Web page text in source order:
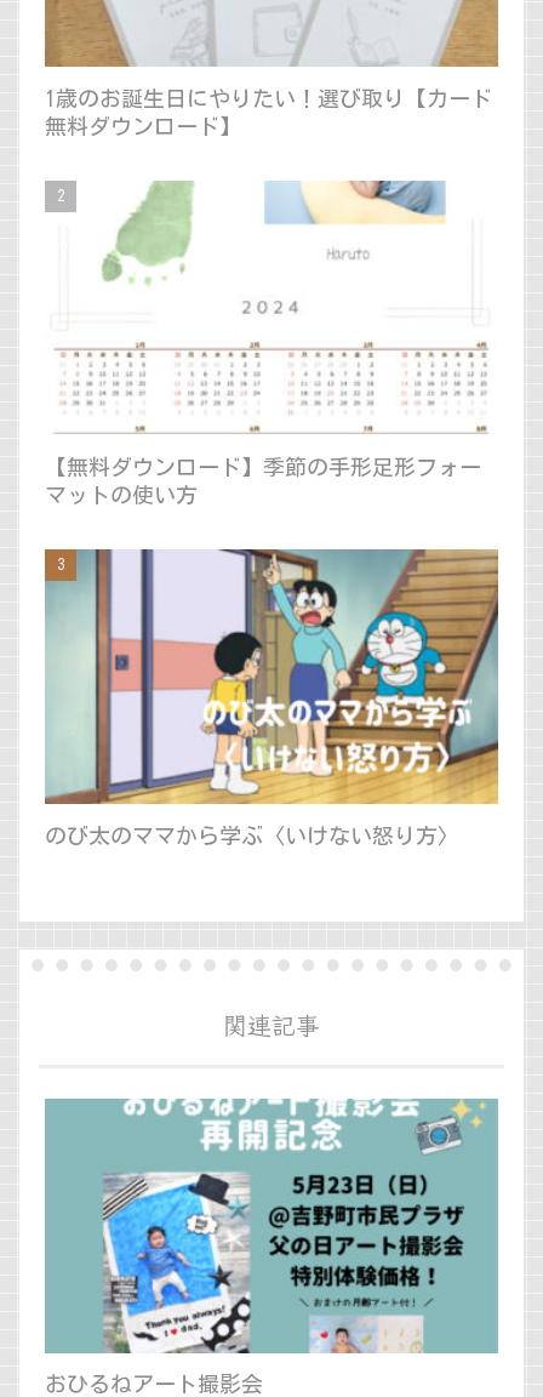
1歳のお誕生日にやりたい！選び取り【カード
無料ダウンロード】
【無料ダウンロード】季節の手形足形フォー
マットの使い方
のび太のママから学ぶ〈いけない怒り方〉
関連記事
おひるねアート撮影会